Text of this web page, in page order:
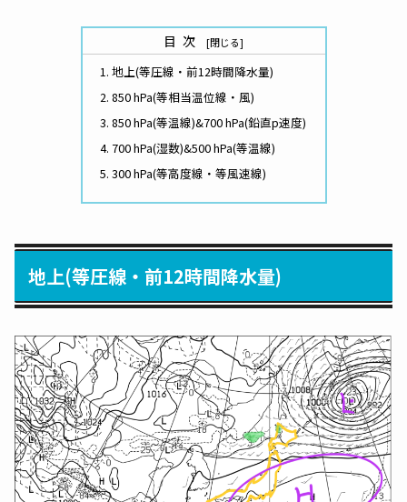
目次
地上(等圧線・前12時間降水量)
850 hPa(等相当温位線・風)
850 hPa(等温線)&700 hPa(鉛直p速度)
700 hPa(湿数)&500 hPa(等温線)
300 hPa(等高度線・等風速線)
地上(等圧線・前12時間降水量)